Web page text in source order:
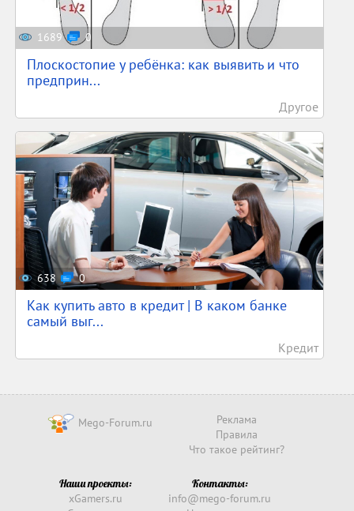
1689 0
Плоскостопие у ребёнка: как выявить и что
предприн...
Другое
638 0
Как купить авто в кредит | В каком банке
самый выг...
Кредит
Mego-Forum.ru
Реклама
Правила
Что такое рейтинг?
Наши проекты:
xGamers.ru
Контакты:
info@mego-forum.ru